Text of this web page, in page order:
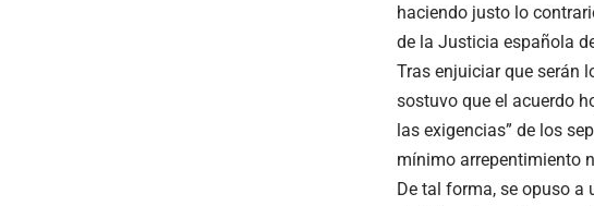
haciendo justo lo
de la Justicia española
Tras enjuiciar que serán
sostuvo que el acuerdo
las exigencias” de los
mínimo arrepentimiento
De tal forma, se opuso a